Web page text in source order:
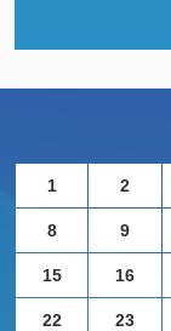
1 2
8 9
15 16
22 23